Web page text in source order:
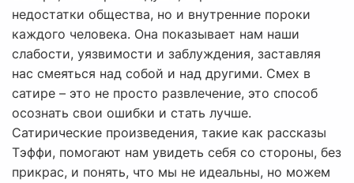
недостатки общества, но и внутренние пороки
каждого человека. Она показывает нам наши
слабости, уязвимости и заблуждения, заставляя
нас смеяться над собой и над другими. Смех в
сатире – это не просто развлечение, это способ
осознать свои ошибки и стать лучше.
Сатирические произведения, такие как рассказы
Тэффи, помогают нам увидеть себя со стороны, без
прикрас, и понять, что мы не идеальны, но можем